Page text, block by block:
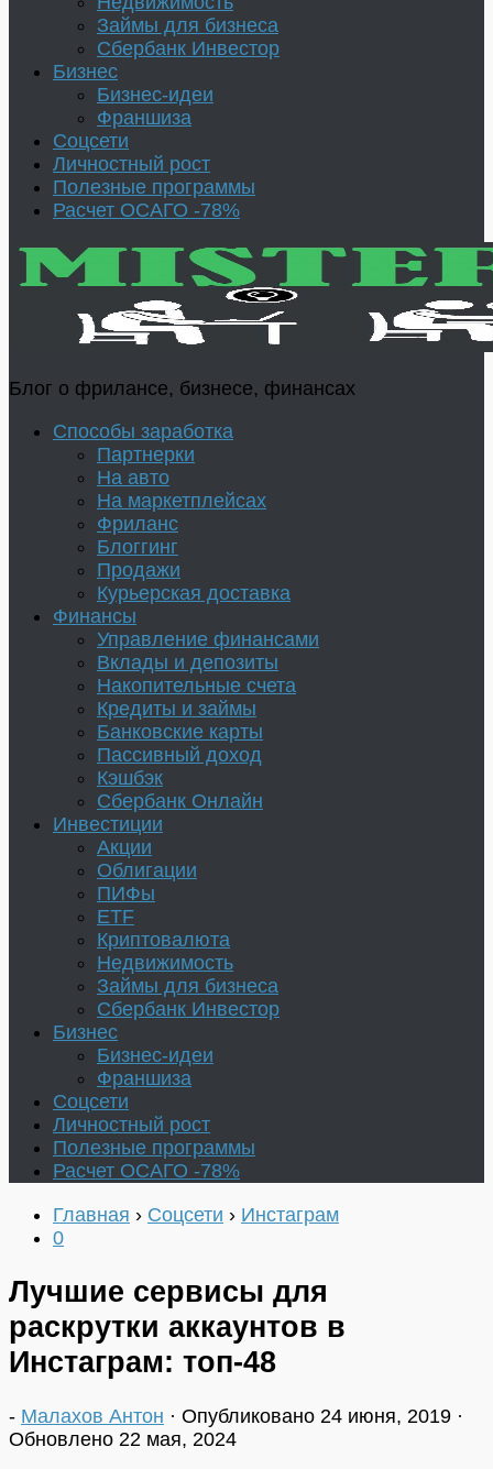
Займы для бизнеса
Сбербанк Инвестор
Бизнес
Бизнес-идеи
Франшиза
Соцсети
Личностный рост
Полезные программы
Расчет ОСАГО -78%
Блог о фрилансе, бизнесе, финансах
Способы заработка
Партнерки
На авто
На маркетплейсах
Фриланс
Блоггинг
Продажи
Курьерская доставка
Финансы
Управление финансами
Вклады и депозиты
Накопительные счета
Кредиты и займы
Банковские карты
Пассивный доход
Кэшбэк
Сбербанк Онлайн
Инвестиции
Акции
Облигации
ПИФы
ETF
Криптовалюта
Недвижимость
Займы для бизнеса
Сбербанк Инвестор
Бизнес
Бизнес-идеи
Франшиза
Соцсети
Личностный рост
Полезные программы
Расчет ОСАГО -78%
Главная › Соцсети › Инстаграм
0
Лучшие сервисы для
раскрутки аккаунтов в
Инстаграм: топ-48
- Малахов Антон · Опубликовано 24 июня, 2019 ·
Обновлено 22 мая, 2024